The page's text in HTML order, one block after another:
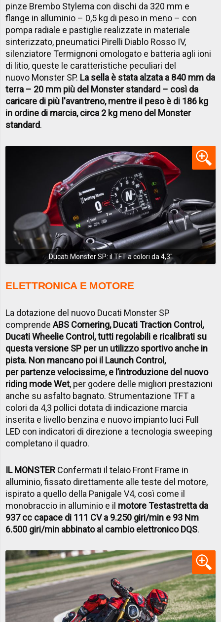
pinze Brembo Stylema con dischi da 320 mm e
flange in alluminio – 0,5 kg di peso in meno – con
pompa radiale e pastiglie realizzate in materiale
sinterizzato, pneumatici Pirelli Diablo Rosso IV,
silenziatore Termignoni omologato e batteria agli ioni
di litio, queste le caratteristiche peculiari del
nuovo Monster SP. La sella è stata alzata a 840 mm da
terra – 20 mm più del Monster standard – così da
caricare di più l'avantreno, mentre il peso è di 186 kg
in ordine di marcia, circa 2 kg meno del Monster
standard.
Ducati Monster SP: il TFT a colori da 4,3''
ELETTRONICA E MOTORE
La dotazione del nuovo Ducati Monster SP
comprendeABS Cornering, Ducati Traction Control,
Ducati Wheelie Control, tutti regolabili e ricalibrati su
questa versione SP per un utilizzo sportivo anche in
pista. Non mancano poi il Launch Control,
per partenze velocissime, e l’introduzione del nuovo
riding mode Wet, per godere delle migliori prestazioni
anche su asfalto bagnato. Strumentazione TFT a
colori da 4,3 pollici dotata di indicazione marcia
inserita e livello benzina e nuovo impianto luci Full
LED con indicatori di direzione a tecnologia sweeping
completano il quadro.
IL MONSTER Confermati il telaio Front Frame in
alluminio, fissato direttamente alle teste del motore,
ispirato a quello della Panigale V4, così come il
monobraccio in alluminio e il motore Testastretta da
937 cc capace di 111 CV a 9.250 giri/min e 93 Nm
6.500 giri/min abbinato al cambio elettronico DQS.